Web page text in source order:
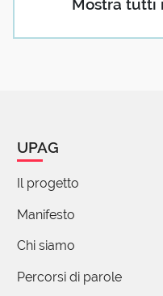
Mostra
chi sa spiegare
Io! "Con
possiamo
ogni parola che
UPAG
Il progetto
Manifesto
Chi siamo
Percorsi di parole